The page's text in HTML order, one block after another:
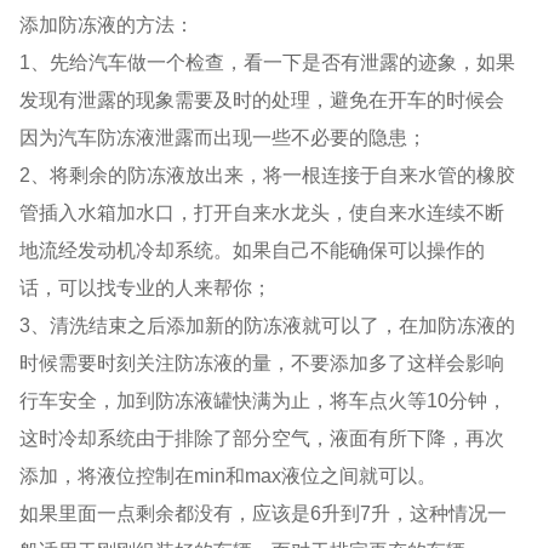
添加防冻液的方法：
1、先给汽车做一个检查，看一下是否有泄露的迹象，如果
发现有泄露的现象需要及时的处理，避免在开车的时候会
因为汽车防冻液泄露而出现一些不必要的隐患；
2、将剩余的防冻液放出来，将一根连接于自来水管的橡胶
管插入水箱加水口，打开自来水龙头，使自来水连续不断
地流经发动机冷却系统。如果自己不能确保可以操作的
话，可以找专业的人来帮你；
3、清洗结束之后添加新的防冻液就可以了，在加防冻液的
时候需要时刻关注防冻液的量，不要添加多了这样会影响
行车安全，加到防冻液罐快满为止，将车点火等10分钟，
这时冷却系统由于排除了部分空气，液面有所下降，再次
添加，将液位控制在min和max液位之间就可以。
如果里面一点剩余都没有，应该是6升到7升，这种情况一